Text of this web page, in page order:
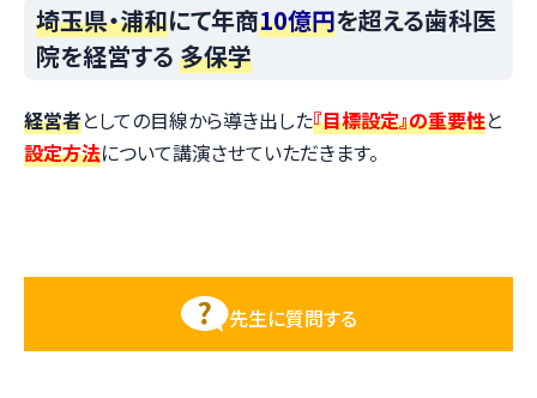
埼玉県・浦和にて年商10億円を超える歯科医
院を経営する 多保学
経営者としての目線から導き出した『目標設定』の重要性と
設定方法について講演させていただきます。
先生に質問する